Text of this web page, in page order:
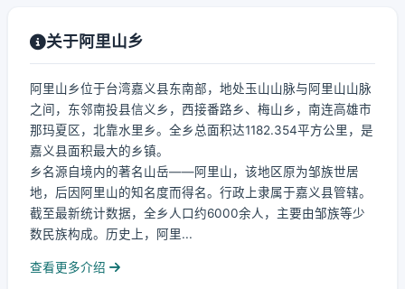
关于阿里山乡
阿里山乡位于台湾嘉义县东南部，地处玉山山脉与阿里山山脉
之间，东邻南投县信义乡，西接番路乡、梅山乡，南连高雄市
那玛夏区，北靠水里乡。全乡总面积达1182.354平方公里，是
嘉义县面积最大的乡镇。
乡名源自境内的著名山岳——阿里山，该地区原为邹族世居
地，后因阿里山的知名度而得名。行政上隶属于嘉义县管辖。
截至最新统计数据，全乡人口约6000余人，主要由邹族等少
数民族构成。历史上，阿里...
查看更多介绍